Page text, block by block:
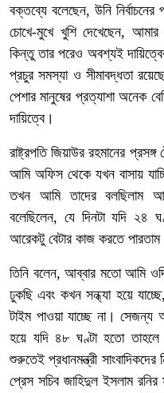
বক্তব্যে বলেছেন, উনি নির্বাচনের
চোখে-মুখে খুশি দেখেছেন,
কিন্তু তার পরেও অবশ্যই
প্রচুর সমস্যা ও সীমাবদ্ধতা
পেশার মানুষের প্রত্যাশা অনেক
দায়িত্বে।
রাষ্ট্রপতি জিয়াউর রহমানের
আমি অফিস থেকে যখন বাসায়
তখন আমি তাদের বলছিলাম
বলেছিলেন, যে দিনটা যদি ২৪
আরেকটু বেটার কাজ করতে
তিনি বলেন, আব্বার মতো আমি
ঢুকছি এবং কখন সন্ধ্যা হয়ে
টাইম পাওয়া যাচ্ছে না।
হয়ে যদি ৪৮ ঘণ্টা হতো তাহলে
শুরুতেই প্রধানমন্ত্রী
প্রেস সচিব জাহিদুল ইসলাম রনির